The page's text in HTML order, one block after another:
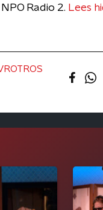
Radio 2. Lees